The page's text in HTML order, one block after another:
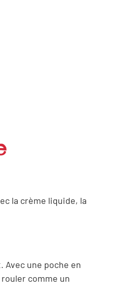
la crème liquide, la
une poche en
comme un